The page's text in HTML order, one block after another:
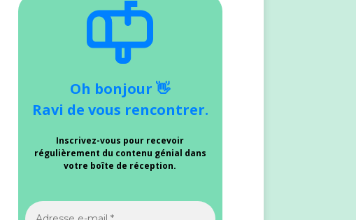
Oh bonjour 👋
Ravi de vous rencontrer.
Inscrivez-vous pour recevoir
régulièrement du contenu génial dans
votre boîte de réception.